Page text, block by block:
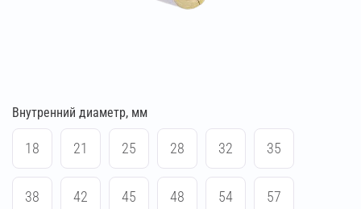
Внутренний диаметр, мм
18 21 25 28 32 35
38 42 45 48 54 57